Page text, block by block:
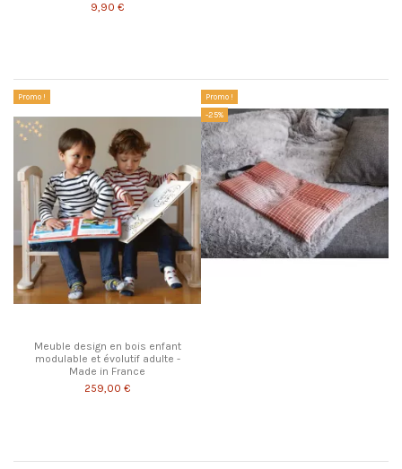
9,90 €
Promo !
Meuble design en bois enfant
modulable et évolutif adulte -
Made in France
259,00 €
Promo !
-25%